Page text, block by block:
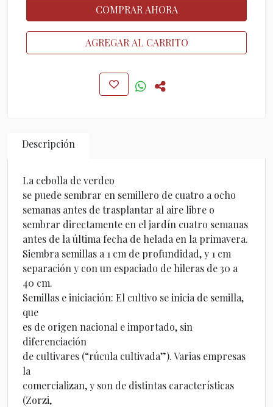
COMPRAR AHORA
AGREGAR AL CARRITO
Descripción
La cebolla de verdeo
se puede sembrar en semillero de cuatro a ocho
semanas antes de trasplantar al aire libre o
sembrar directamente en el jardín cuatro semanas
antes de la última fecha de helada en la primavera.
Siembra semillas a 1 cm de profundidad, y 1 cm
separación y con un espaciado de hileras de 30 a
40 cm.
Semillas e iniciación: El cultivo se inicia de semilla,
que
es de origen nacional e importado, sin
diferenciación
de cultivares (“rúcula cultivada”). Varias empresas
la
comercializan, y son de distintas características
(Zorzi,